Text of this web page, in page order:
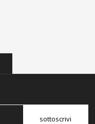
sottoscrivi